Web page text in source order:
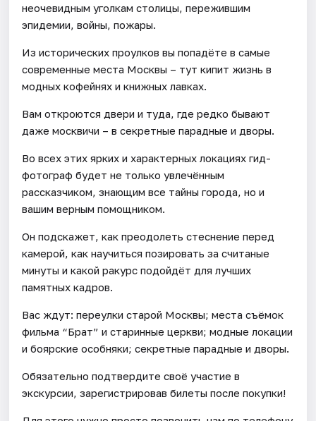
неочевидным уголкам столицы, пережившим
эпидемии, войны, пожары.
Из исторических проулков вы попадёте в самые
современные места Москвы – тут кипит жизнь в
модных кофейнях и книжных лавках.
Вам откроются двери и туда, где редко бывают
даже москвичи – в секретные парадные и дворы.
Во всех этих ярких и характерных локациях гид-
фотограф будет не только увлечённым
рассказчиком, знающим все тайны города, но и
вашим верным помощником.
Он подскажет, как преодолеть стеснение перед
камерой, как научиться позировать за считаные
минуты и какой ракурс подойдёт для лучших
памятных кадров.
Вас ждут: переулки старой Москвы; места съёмок
фильма “Брат” и старинные церкви; модные локации
и боярские особняки; секретные парадные и дворы.
Обязательно подтвердите своё участие в
экскурсии, зарегистрировав билеты после покупки!